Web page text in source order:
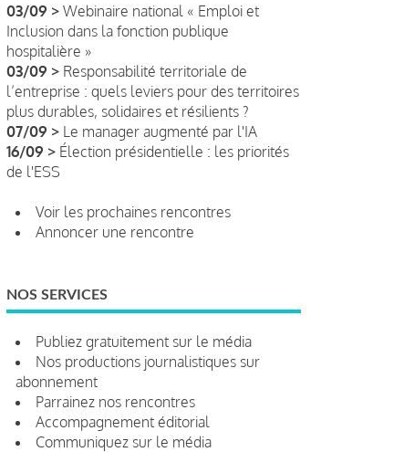
03/09 > Webinaire national « Emploi et
Inclusion dans la fonction publique
hospitalière »
03/09 > Responsabilité territoriale de
l’entreprise : quels leviers pour des territoires
plus durables, solidaires et résilients ?
07/09 > Le manager augmenté par l'IA
16/09 > Élection présidentielle : les priorités
de l'ESS
Voir les prochaines rencontres
Annoncer une rencontre
NOS SERVICES
Publiez gratuitement sur le média
Nos productions journalistiques sur
abonnement
Parrainez nos rencontres
Accompagnement éditorial
Communiquez sur le média